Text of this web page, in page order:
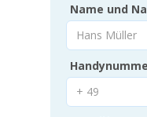
Name und